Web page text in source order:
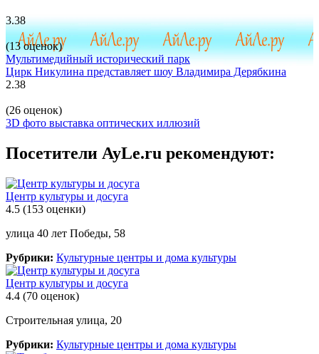
3.38
(13 оценок)
Мультимедийный исторический парк
Цирк Никулина представляет шоу Владимира Дерябкина
2.38
(26 оценок)
3D фото выставка оптических иллюзий
Посетители AyLe.ru рекомендуют:
Центр культуры и досуга
4.5 (153 оценки)
улица 40 лет Победы, 58
Рубрики: Культурные центры и дома культуры
Центр культуры и досуга
4.4 (70 оценок)
Строительная улица, 20
Рубрики: Культурные центры и дома культуры